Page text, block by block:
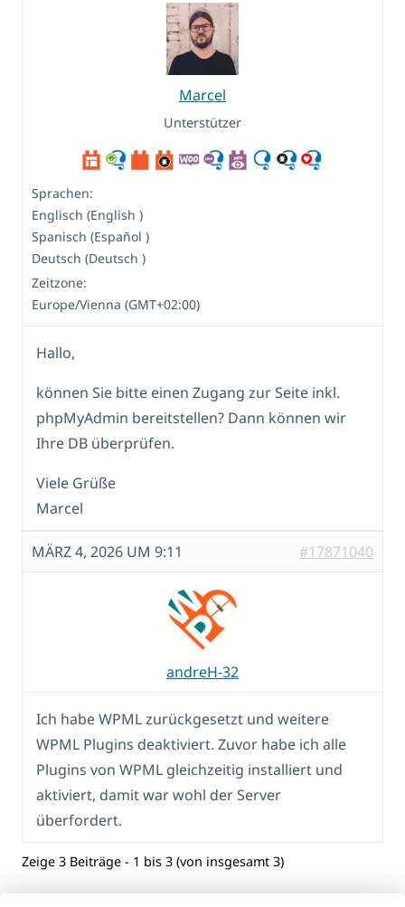
Marcel
Unterstützer
Sprachen:
Englisch (English )
Spanisch (Español )
Deutsch (Deutsch )
Zeitzone:
Europe/Vienna (GMT+02:00)
Hallo,
können Sie bitte einen Zugang zur Seite inkl.
phpMyAdmin bereitstellen? Dann können wir
Ihre DB überprüfen.
Viele Grüße
Marcel
MÄRZ 4, 2026 UM 9:11 #17871040
andreH-32
Ich habe WPML zurückgesetzt und weitere
WPML Plugins deaktiviert. Zuvor habe ich alle
Plugins von WPML gleichzeitig installiert und
aktiviert, damit war wohl der Server
überfordert.
Zeige 3 Beiträge - 1 bis 3 (von insgesamt 3)